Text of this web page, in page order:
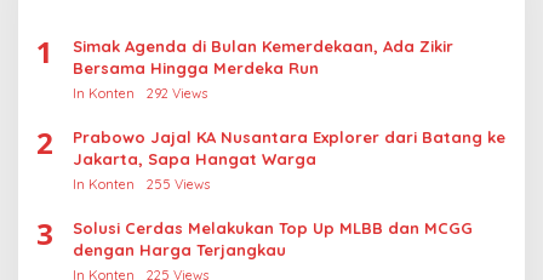
1
Simak Agenda di Bulan Kemerdekaan, Ada Zikir
Bersama Hingga Merdeka Run
In Konten 292 Views
2
Prabowo Jajal KA Nusantara Explorer dari Batang ke
Jakarta, Sapa Hangat Warga
In Konten 255 Views
3
Solusi Cerdas Melakukan Top Up MLBB dan MCGG
dengan Harga Terjangkau
In Konten 225 Views